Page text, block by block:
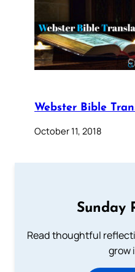
Webster Bible
October 11, 2018
Sunday
Read thoughtful
grow